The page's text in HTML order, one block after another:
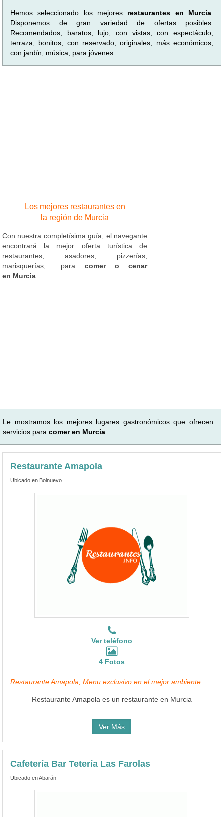
Hemos seleccionado los mejores restaurantes en Murcia
Disponemos de gran variedad de ofertas posibles:
Recomendados, baratos, lujo, con vistas, con espectáculo,
terraza, bonitos, con reservado, originales, más económicos,
con jardín, música, para jóvenes...
Los mejores restaurantes en
la región de Murcia
Con nuestra completísima guía, el navegante
encontrará la mejor oferta turística de
restaurantes, asadores, pizzerías,
marisquerías,... para comer o cenar
en Murcia
Le mostramos los mejores lugares gastronómicos que ofrecen
servicios para comer en Murcia
Restaurante Amapola
Ubicado en Bolnuevo
Ver teléfono
4 Fotos
Restaurante Amapola, Menu exclusivo en el mejor ambiente..
Restaurante Amapola es un restaurante en Murcia
Ver Más
Cafetería Bar Tetería Las Farolas
Ubicado en Abarán